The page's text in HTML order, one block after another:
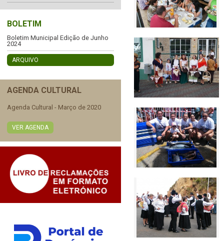
BOLETIM
Boletim Municipal Edição de Junho
2024
ARQUIVO
AGENDA CULTURAL
Agenda Cultural - Março de 2020
VER AGENDA